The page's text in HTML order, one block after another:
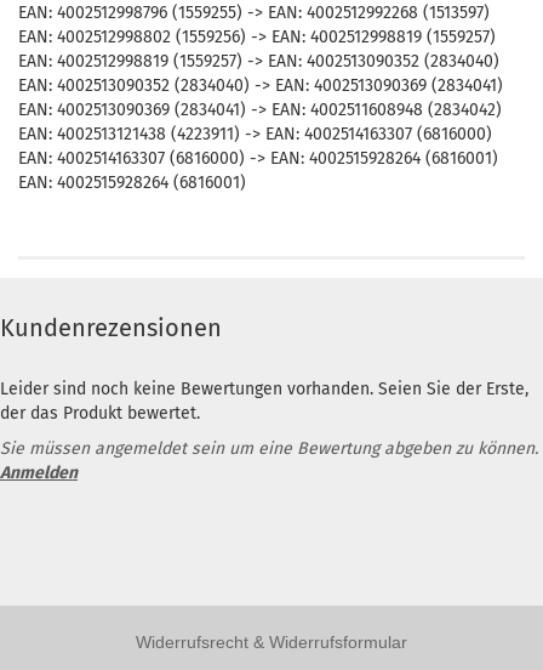
EAN: 4002512998796 (1559255) -> EAN: 4002512992268 (1513597)
EAN: 4002512998802 (1559256) -> EAN: 4002512998819 (1559257)
EAN: 4002512998819 (1559257) -> EAN: 4002513090352 (2834040)
EAN: 4002513090352 (2834040) -> EAN: 4002513090369 (2834041)
EAN: 4002513090369 (2834041) -> EAN: 4002511608948 (2834042)
EAN: 4002513121438 (4223911) -> EAN: 4002514163307 (6816000)
EAN: 4002514163307 (6816000) -> EAN: 4002515928264 (6816001)
EAN: 4002515928264 (6816001)
Kundenrezensionen
Leider sind noch keine Bewertungen vorhanden. Seien Sie der Erste,
der das Produkt bewertet.
Sie müssen angemeldet sein um eine Bewertung abgeben zu können.
Anmelden
Widerrufsrecht & Widerrufsformular